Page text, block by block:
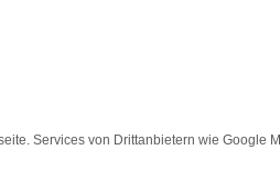
Services von Drittanbietern wie Google